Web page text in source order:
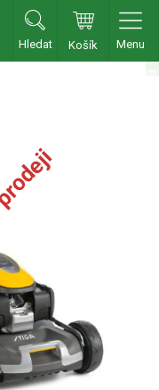
Hledat Košík Menu